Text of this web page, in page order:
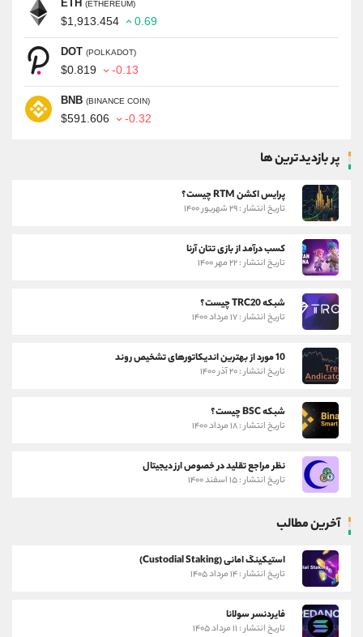
ETH (ETHEREUM)
$1,913.454 0.69
DOT (POLKADOT)
$0.819 -0.13
BNB (BINANCE COIN)
$591.606 -0.32
پر بازدیدترین ها
پرایس اکشن RTM چیست؟
تاریخ انتشار : ۲۹ شهریور ۱۴۰۰
کسب درآمد از بازی تتان آرنا
تاریخ انتشار : ۲۲ مهر ۱۴۰۰
شبکه TRC20 چیست؟
تاریخ انتشار : ۱۷ مرداد ۱۴۰۰
10 مورد از بهترین اندیکاتورهای تشخیص روند
تاریخ انتشار : ۲۰ آذر ۱۴۰۰
شبکه BSC چیست؟
تاریخ انتشار : ۱۸ مرداد ۱۴۰۰
نظر مراجع تقلید در خصوص ارز دیجیتال
تاریخ انتشار : ۱۵ اسفند ۱۴۰۰
آخرین مطالب
استیکینگ امانی (Custodial Staking)
تاریخ انتشار : ۱۴ مرداد ۱۴۰۵
فایردنسر سولانا
تاریخ انتشار : ۱۱ مرداد ۱۴۰۵